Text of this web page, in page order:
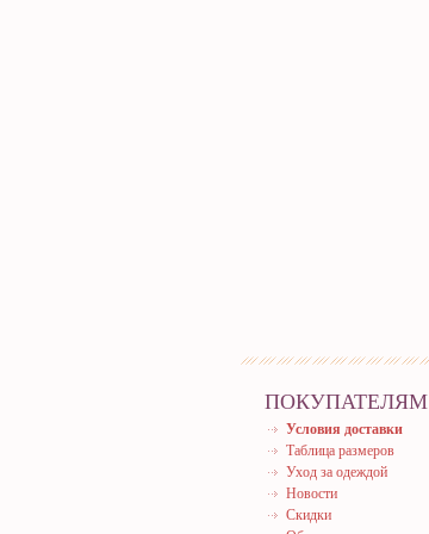
ПОКУПАТЕЛЯМ
Условия доставки
Таблица размеров
Уход за одеждой
Новости
Скидки